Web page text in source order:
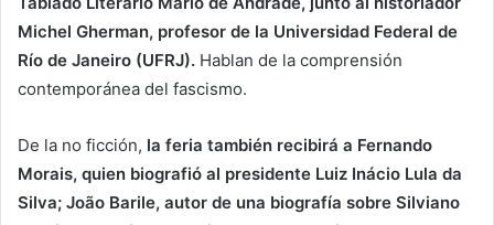
Michel Gherman, profesor de la Universidad Federal de
Río de Janeiro (UFRJ). Hablan de la comprensión
contemporánea del fascismo.
De la no ficción, la feria también recibirá a Fernando
Morais, quien biografió al presidente Luiz Inácio Lula da
Silva; João Barile, autor de una biografía sobre Silviano